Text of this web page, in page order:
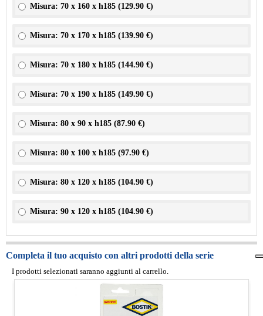
Misura: 70 x 160 x h185 (129.90 €)
Misura: 70 x 170 x h185 (139.90 €)
Misura: 70 x 180 x h185 (144.90 €)
Misura: 70 x 190 x h185 (149.90 €)
Misura: 80 x 90 x h185 (87.90 €)
Misura: 80 x 100 x h185 (97.90 €)
Misura: 80 x 120 x h185 (104.90 €)
Misura: 90 x 120 x h185 (104.90 €)
Completa il tuo acquisto con altri prodotti della serie
I prodotti selezionati saranno aggiunti al carrello.